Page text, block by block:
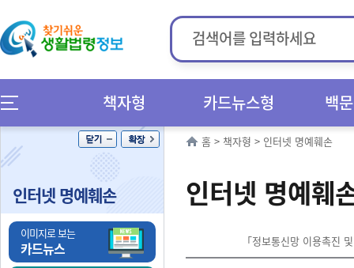
책자형 카드뉴스형 백
인터넷 명예훼손
이미지로 보는
카드뉴스
홈 > 책자형 > 인터넷 명예훼손
인터넷 명예훼
「정보통신망 이용촉진